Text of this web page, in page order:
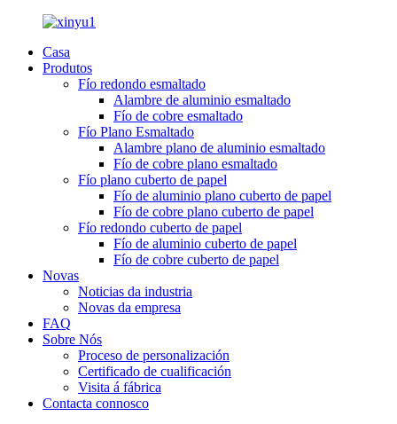
Casa
Produtos
Fío redondo esmaltado
Alambre de aluminio esmaltado
Fío de cobre esmaltado
Fío Plano Esmaltado
Alambre plano de aluminio esmaltado
Fío de cobre plano esmaltado
Fío plano cuberto de papel
Fío de aluminio plano cuberto de papel
Fío de cobre plano cuberto de papel
Fío redondo cuberto de papel
Fío de aluminio cuberto de papel
Fío de cobre cuberto de papel
Novas
Noticias da industria
Novas da empresa
FAQ
Sobre Nós
Proceso de personalización
Certificado de cualificación
Visita á fábrica
Contacta connosco